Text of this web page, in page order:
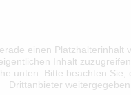
einen Platzhalterinhalt
Inhalt
unten. Bitte beachten Sie,
Drittanbieter